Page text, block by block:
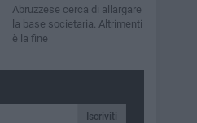
Abruzzese cerca di allargare
la base societaria. Altrimenti
è la fine
Iscriviti